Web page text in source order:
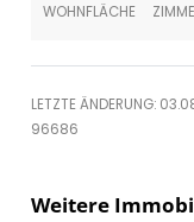
WOHNFLÄCHE
LETZTE ÄNDERUNG:
96686
Weitere